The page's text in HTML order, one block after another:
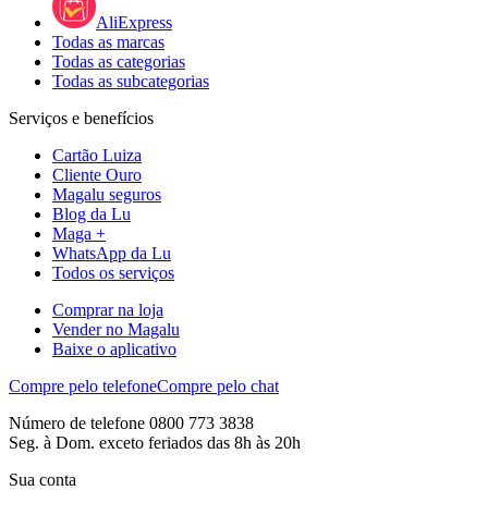
AliExpress
Todas as marcas
Todas as categorias
Todas as subcategorias
Serviços e benefícios
Cartão Luiza
Cliente Ouro
Magalu seguros
Blog da Lu
Maga +
WhatsApp da Lu
Todos os serviços
Comprar na loja
Vender no Magalu
Baixe o aplicativo
Compre pelo telefoneCompre pelo chat
Número de telefone 0800 773 3838
Seg. à Dom. exceto feriados das 8h às 20h
Sua conta